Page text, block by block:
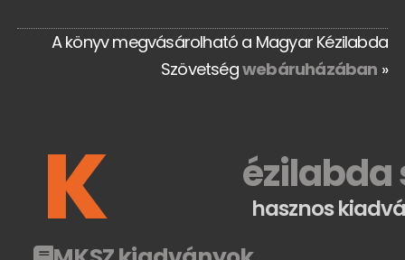
A könyv megvásárolható a Magyar Kézilabda
Szövetségwebáruházában »
K hasznos